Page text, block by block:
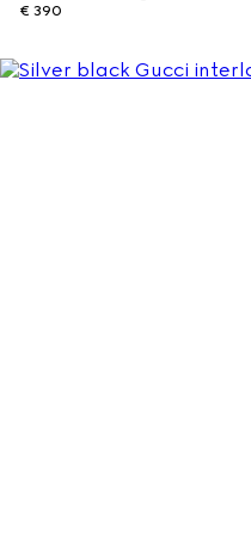
€ 390